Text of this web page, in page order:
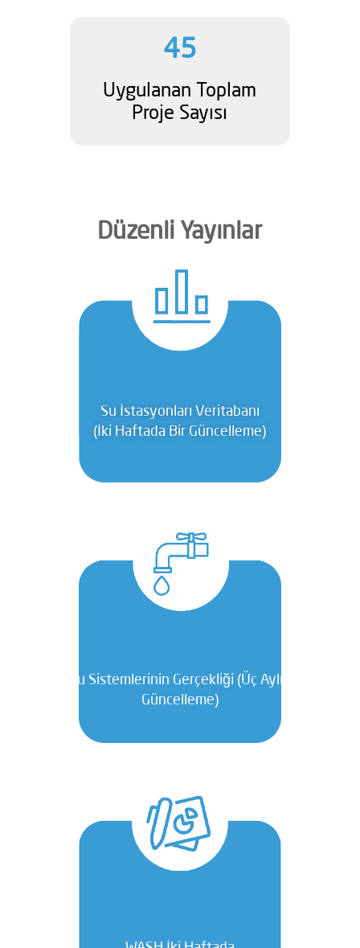
45
Uygulanan Toplam
Proje Sayısı
Düzenli Yayınlar
Su İstasyonları Veritabanı
(İki Haftada Bir Güncelleme)
Su Sistemlerinin Gerçekliği (Üç Aylık
Güncelleme)